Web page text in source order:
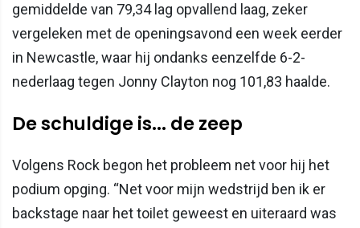
gemiddelde van 79,34 lag opvallend laag, zeker
vergeleken met de openingsavond een week eerder
in Newcastle, waar hij ondanks eenzelfde 6-2-
nederlaag tegen Jonny Clayton nog 101,83 haalde.
De schuldige is... de zeep
Volgens Rock begon het probleem net voor hij het
podium opging. “Net voor mijn wedstrijd ben ik er
backstage naar het toilet geweest en uiteraard was